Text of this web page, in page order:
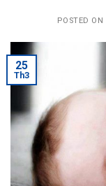
POSTED ON
25
Th3